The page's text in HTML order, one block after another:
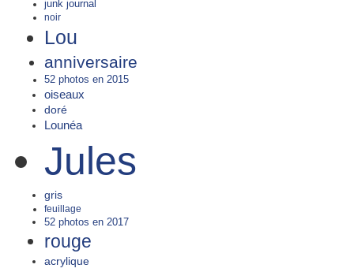
junk journal
noir
Lou
anniversaire
52 photos en 2015
oiseaux
doré
Lounéa
Jules
gris
feuillage
52 photos en 2017
rouge
acrylique